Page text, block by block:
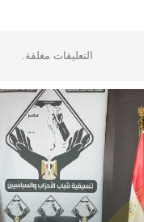
التعليقات مغلقة.